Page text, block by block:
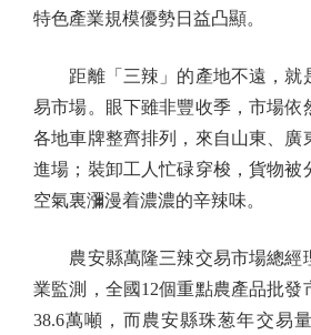
特色產業規模優勢日益凸顯。
距離「三辣」的產地不遠，就
易市場。眼下雖非豐收季，市場依
各地車牌整齊排列，來自山東、廣
進場；裝卸工人忙碌穿梭，貨物被
空氣裏瀰漫着濃濃的辛辣味。
農安縣萬隆三辣交易市場總經
業監測，全國12個重點農產品批發
38.6萬噸，而農安縣珠葱年交易